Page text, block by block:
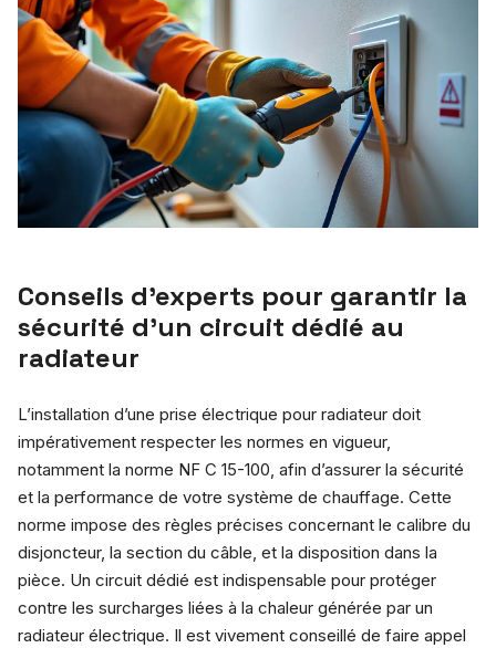
Conseils d’experts pour garantir la
sécurité d’un circuit dédié au
radiateur
L’installation d’une prise électrique pour radiateur doit
impérativement respecter les normes en vigueur,
notamment la norme NF C 15-100, afin d’assurer la sécurité
et la performance de votre système de chauffage. Cette
norme impose des règles précises concernant le calibre du
disjoncteur, la section du câble, et la disposition dans la
pièce. Un circuit dédié est indispensable pour protéger
contre les surcharges liées à la chaleur générée par un
radiateur électrique. Il est vivement conseillé de faire appel